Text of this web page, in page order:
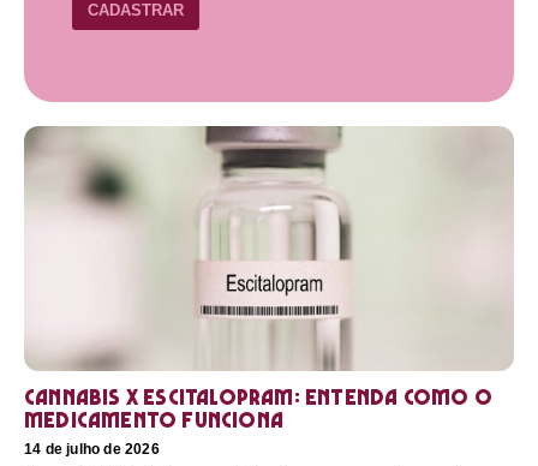
CADASTRAR
Cannabis X Escitalopram: Entenda como o
medicamento funciona
14 de julho de 2026